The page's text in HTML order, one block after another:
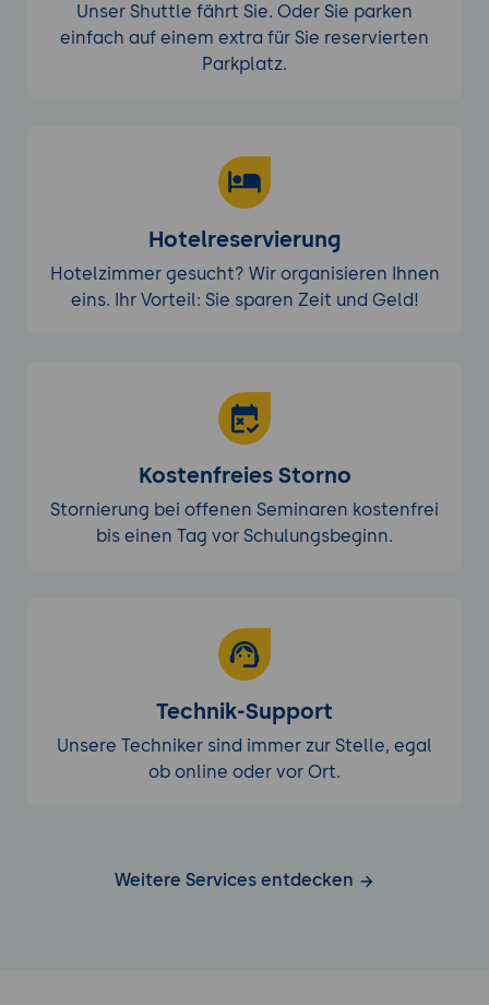
Unser Shuttle fährt Sie. Oder Sie parken
einfach auf einem extra für Sie reservierten
Parkplatz.
Hotelreservierung
Hotelzimmer gesucht? Wir organisieren Ihnen
eins. Ihr Vorteil: Sie sparen Zeit und Geld!
Kostenfreies Storno
Stornierung bei offenen Seminaren kostenfrei
bis einen Tag vor Schulungsbeginn.
Technik-Support
Unsere Techniker sind immer zur Stelle, egal
ob online oder vor Ort.
Weitere Services entdecken